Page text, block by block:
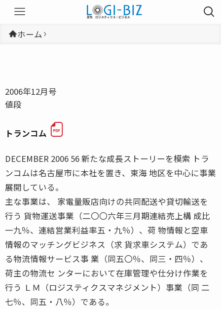
ホーム
2006年12月号
値段
トランコム
DECEMBER 2006 56 新たな成長ストーリーを模索 トラ
ンコムは名古屋市に本社を置き、東海 地区を中心に事業
展開している。
主な事業は、 家電量販店向けの共同配送や貸切輸送を
行う 貨物運送事業（二〇〇六年三月期連結売上構 成比
一九％、連結営業利益率五・九％）、荷 物情報と空車
情報のマッチングビジネス（求 貨求車システム）であ
る物流情報サービス事 業（同五〇％、同三・四％）、
荷主の物流セ ンターにおいて在庫管理や仕分け作業を
行う ＬＭ（ロジスティクスマネジメント）事業（同 二
七％、同五・八％）である。